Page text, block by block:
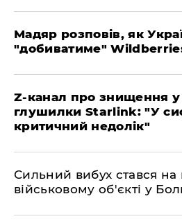
Мадяр розповів, як
"добиватиме"
Z-канал про знищення
глушилки Starlink: "У
критичний недолік"
Сильний вибух стався
військовому об'єкті у